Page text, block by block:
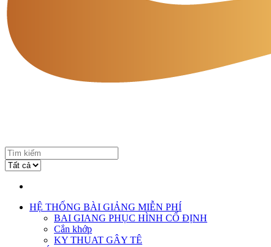
HỆ THỐNG BÀI GIẢNG MIỄN PHÍ
BAI GIANG PHỤC HÌNH CỐ ĐỊNH
Cắn khớp
KY THUAT GÂY TÊ